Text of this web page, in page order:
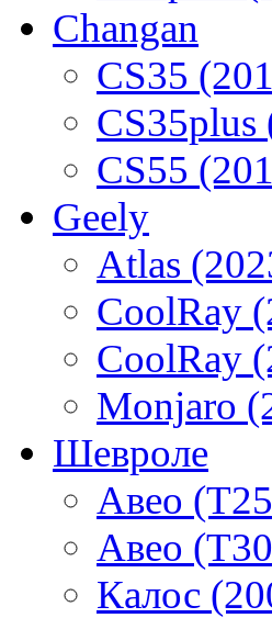
Changan
CS35
CS35plus
CS55
Geely
Atlas
CoolRay
CoolRay
Monjaro
Шевроле
Авео
Авео
Калос